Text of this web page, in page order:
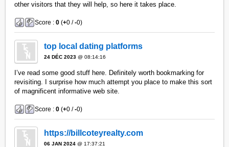
other visitors that they will help, so here it takes place.
Score :0 (+0 /-0)
top local dating platforms
24 DÉC 2023 @ 08:14:16
I’ve read some good stuff here. Definitely worth bookmarking for
revisiting. I surprise how much attempt you place to make this sort
of magnificent informative web site.
Score :0 (+0 /-0)
https://billcoteyrealty.com
06 JAN 2024 @ 17:37:21